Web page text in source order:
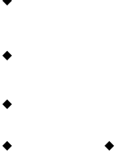
◆
◆
◆ ◆